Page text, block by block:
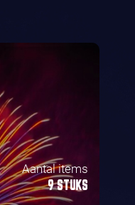
Aantal items
9 STUKS